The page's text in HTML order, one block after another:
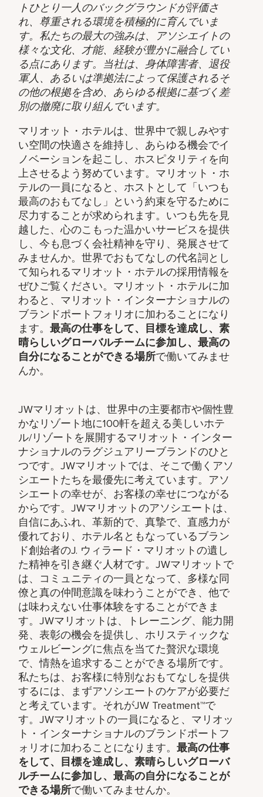
トひとり一人のバックグラウンドが評価さ
れ、尊重される環境を積極的に育んでいま
す。私たちの最大の強みは、アソシエイトの
様々な文化、才能、経験が豊かに融合してい
る点にあります。当社は、身体障害者、退役
軍人、あるいは準拠法によって保護されるそ
の他の根拠を含め、あらゆる根拠に基づく差
別の撤廃に取り組んでいます。
マリオット・ホテルは、世界中で親しみやす
い空間の快適さを維持し、あらゆる機会でイ
ノベーションを起こし、ホスピタリティを向
上させるよう努めています。マリオット・ホ
テルの一員になると、ホストとして「いつも
最高のおもてなし」という約束を守るために
尽力することが求められます。いつも先を見
越した、心のこもった温かいサービスを提供
し、今も息づく会社精神を守り、発展させて
みませんか。世界でおもてなしの代名詞とし
て知られるマリオット・ホテルの採用情報を
ぜひご覧ください。マリオット・ホテルに加
わると、マリオット・インターナショナルの
ブランドポートフォリオに加わることになり
ます。最高の仕事をして、​目標を達成し、素
晴らしいグローバルチームに参加し、​最高の
自分になることができる場所で働いてみませ
んか。
JWマリオットは、世界中の主要都市や個性豊
かなリゾート地に100軒を超える美しいホテ
ル/リゾートを展開するマリオット・インター
ナショナルのラグジュアリーブランドのひと
つです。JWマリオットでは、そこで働くアソ
シエートたちを最優先に考えています。アソ
シエートの幸せが、お客様の幸せにつながる
からです。JWマリオットのアソシエートは、
自信にあふれ、革新的で、真摯で、直感力が
優れており、ホテル名ともなっているブラン
ド創始者のJ. ウィラード・マリオットの遺し
た精神を引き継ぐ人材です。JWマリオットで
は、コミュニティの一員となって、多様な同
僚と真の仲間意識を味わうことができ、他で
は味わえない仕事体験をすることができま
す。JWマリオットは、トレーニング、能力開
発、表彰の機会を提供し、ホリスティックな
ウェルビーングに焦点を当てた贅沢な環境
で、情熱を追求することができる場所です。
私たちは、お客様に特別なおもてなしを提供
するには、まずアソシエートのケアが必要だ
と考えています。それがJW Treatment™で
す。JWマリオットの一員になると、マリオッ
ト・インターナショナルのブランドポートフ
ォリオに加わることになります。最高の仕事
をして、​目標を達成し、素晴らしいグローバ
ルチームに参加し、​最高の自分になることが
できる場所で働いてみませんか。